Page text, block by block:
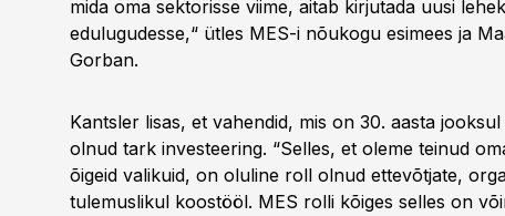
mida oma sektorisse viime, aitab kirjutada uusi
edulugudesse,“ ütles MES-i nõukogu esimees ja
Gorban.
Kantsler lisas, et vahendid, mis on 30. aasta
olnud tark investeering. “Selles, et oleme teinud
õigeid valikuid, on oluline roll olnud ettevõtjate,
tulemuslikul koostööl. MES rolli kõiges selles on